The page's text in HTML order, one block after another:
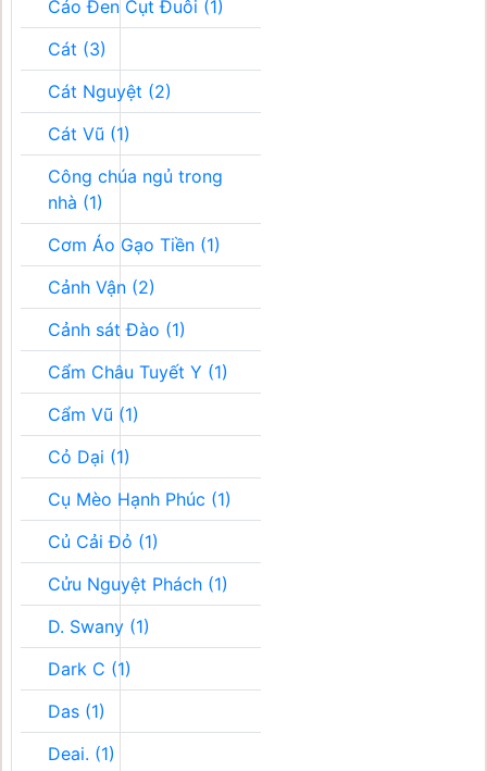
Cáo Đen Cụt Đuôi (1)
Cát (3)
Cát Nguyệt (2)
Cát Vũ (1)
Công chúa ngủ trong
nhà (1)
Cơm Áo Gạo Tiền (1)
Cảnh Vận (2)
Cảnh sát Đào (1)
Cẩm Châu Tuyết Y (1)
Cẩm Vũ (1)
Cỏ Dại (1)
Cụ Mèo Hạnh Phúc (1)
Củ Cải Đỏ (1)
Cửu Nguyệt Phách (1)
D. Swany (1)
Dark C (1)
Das (1)
Deai. (1)